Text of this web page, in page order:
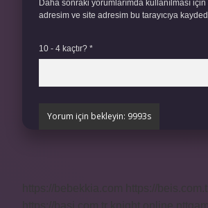
Daha sonraki yorumlarımda kullanılması
adresim ve site adresim bu tarayıcıya
10 - 4 kaçtır? *